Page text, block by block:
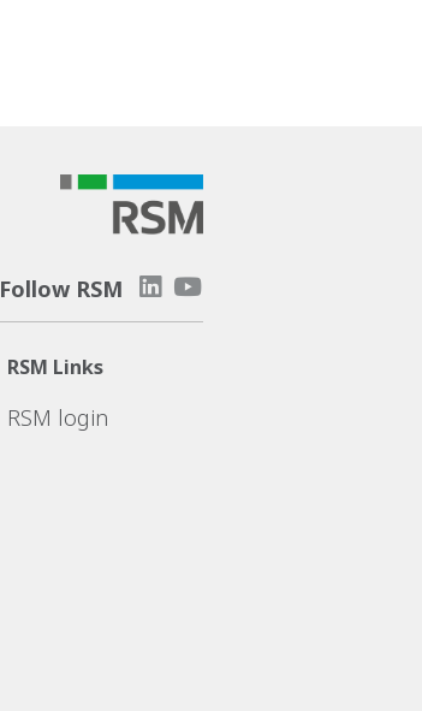
Follow RSM
RSM Links
RSM login